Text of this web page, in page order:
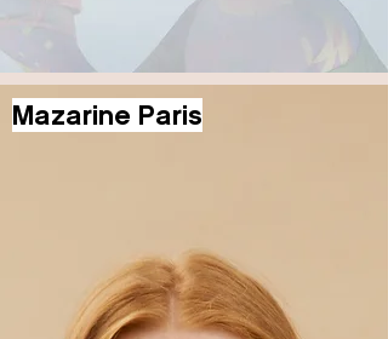
Mazarine Paris